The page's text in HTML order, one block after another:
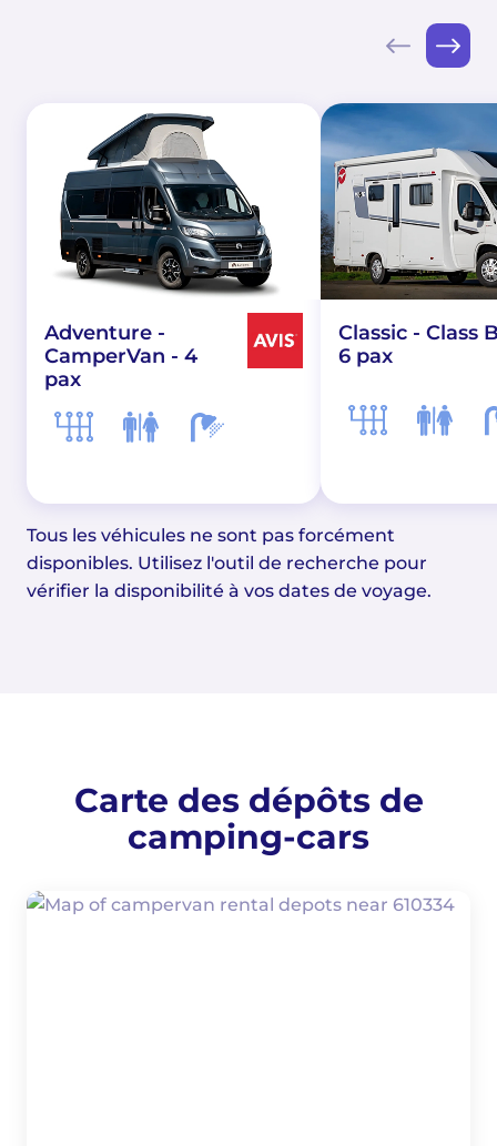
Adventure -
CamperVan - 4
pax
Classic - Class
6 pax
Tous les véhicules ne sont pas forcément
disponibles. Utilisez l'outil de recherche pour
vérifier la disponibilité à vos dates de voyage.
Carte des dépôts de
camping-cars